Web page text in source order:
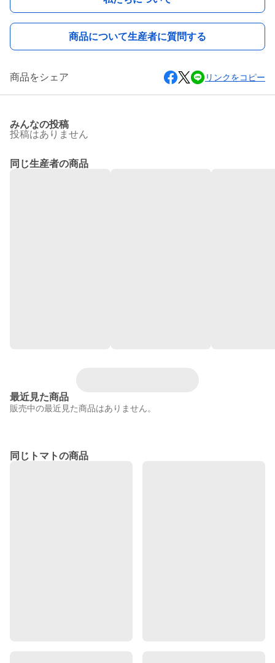
商品について生産者に質問する
商品をシェア リンクをコピー
みんなの投稿
投稿はありません
同じ生産者の商品
最近見た商品
販売中の最近見た商品はありません。
同じトマトの商品